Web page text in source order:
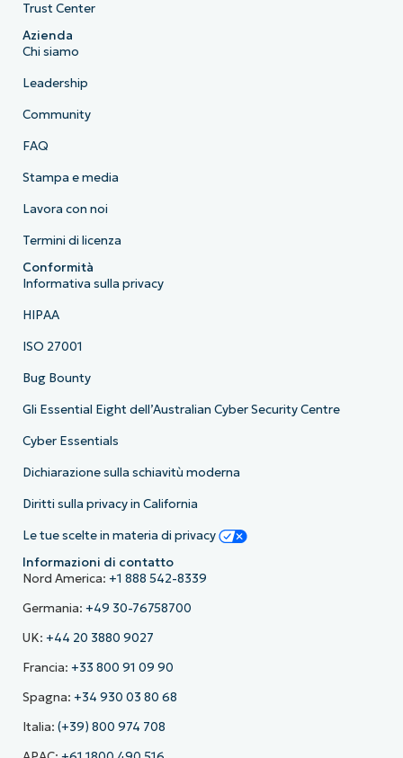
Trust Center
Azienda
Chi siamo
Leadership
Community
FAQ
Stampa e media
Lavora con noi
Termini di licenza
Conformità
Informativa sulla privacy
HIPAA
ISO 27001
Bug Bounty
Gli Essential Eight dell’Australian Cyber Security Centre
Cyber Essentials
Dichiarazione sulla schiavitù moderna
Diritti sulla privacy in California
Le tue scelte in materia di privacy
Informazioni di contatto
Nord America: +1 888 542-8339
Germania: +49 30-76758700
UK: +44 20 3880 9027
Francia: +33 800 91 09 90
Spagna: +34 930 03 80 68
Italia: (+39) 800 974 708